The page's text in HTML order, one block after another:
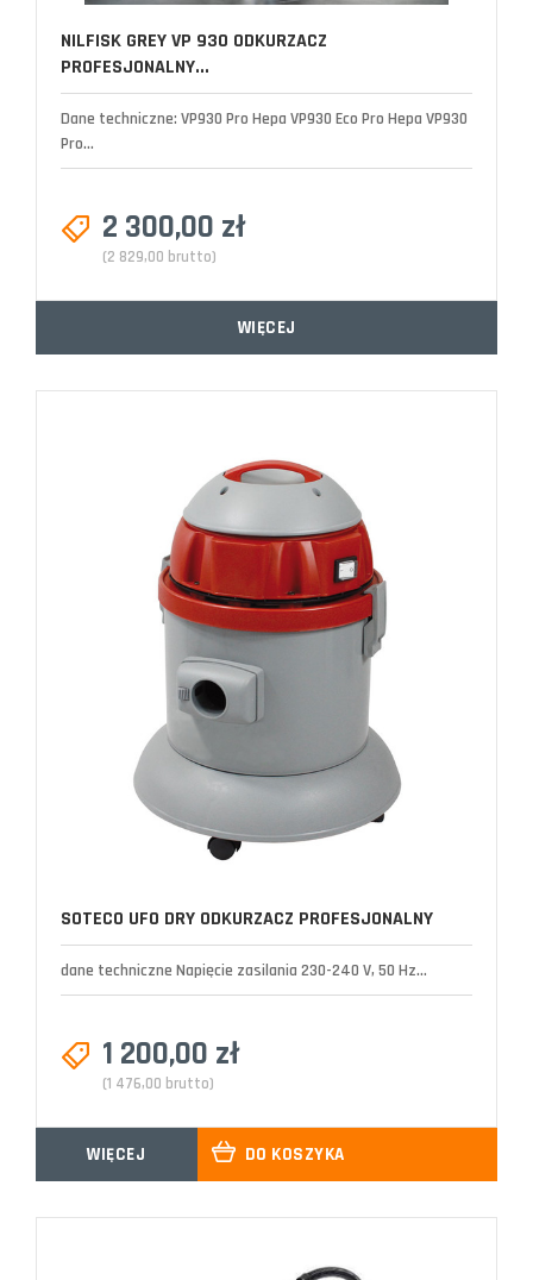
NILFISK GREY VP 930 ODKURZACZ
PROFESJONALNY...
Dane techniczne: VP930 Pro Hepa VP930 Eco Pro Hepa VP930
Pro...
2 300,00 zł
(2 829,00 brutto)
WIĘCEJ
SOTECO UFO DRY ODKURZACZ PROFESJONALNY
dane techniczne Napięcie zasilania 230-240 V, 50 Hz...
1 200,00 zł
(1 476,00 brutto)
WIĘCEJ DO KOSZYKA